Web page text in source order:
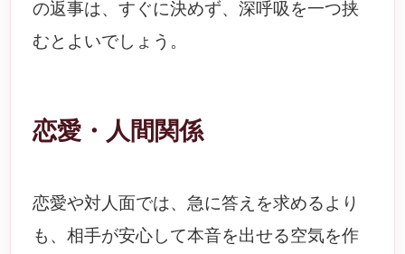
の返事は、すぐに決めず、深呼吸を一つ挟
むとよいでしょう。
恋愛・人間関係
恋愛や対人面では、急に答えを求めるより
も、相手が安心して本音を出せる空気を作